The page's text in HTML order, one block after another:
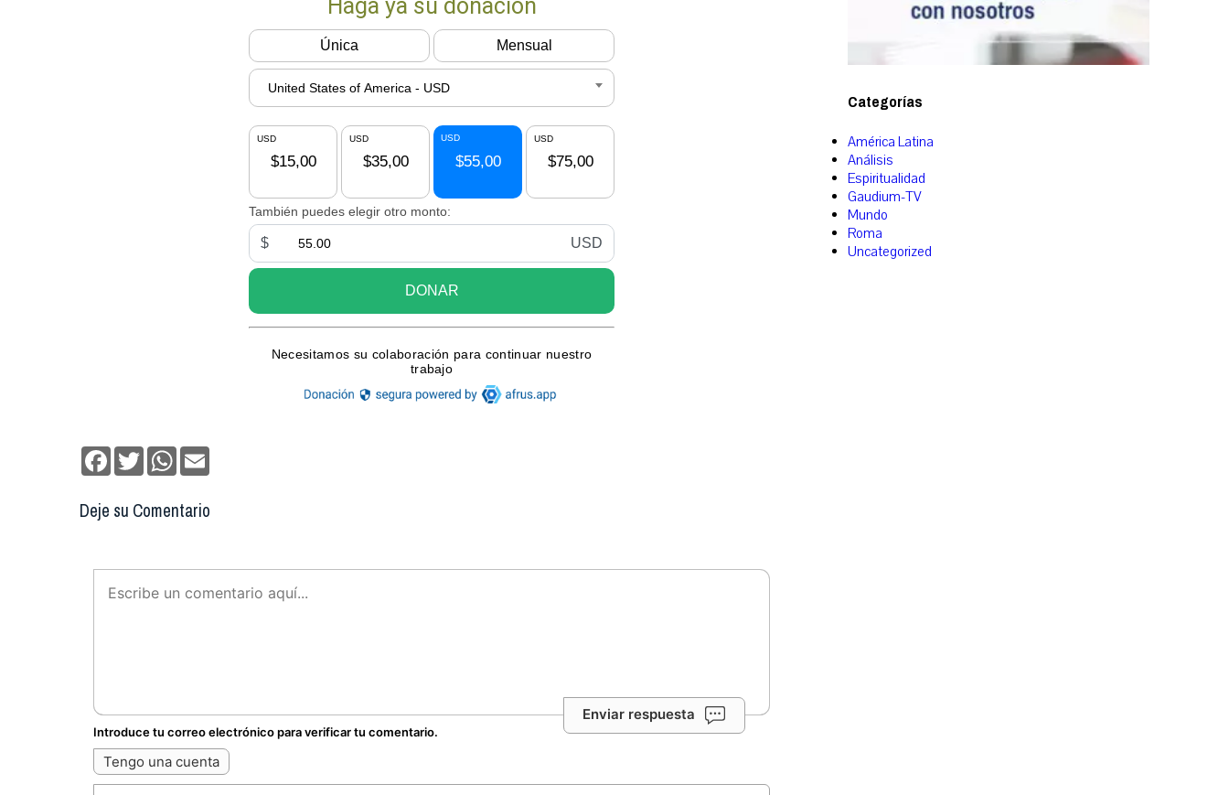
Facebook
TwitterWhatsApp
Deje su Comentario
Enviar respuesta
Introduce tu correo electrónico para verificar tu comentario.
Tengo una cuenta
Categorías
América Latina
Análisis
Espiritualidad
Gaudium-TV
Mundo
Roma
Uncategorized